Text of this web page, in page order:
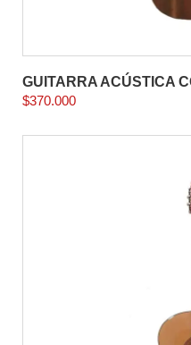
GUITARRA ACÚSTICA
$370.000